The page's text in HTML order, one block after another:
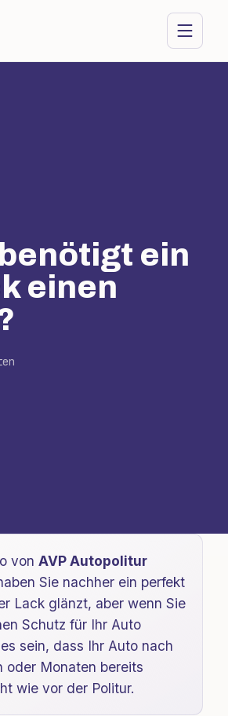
ein
einen
von AVP Autopolitur
Sie nachher ein perfekt
Lack glänzt, aber wenn Sie
Schutz für Ihr Auto
sein, dass Ihr Auto nach
oder Monaten bereits
wie vor der Politur.